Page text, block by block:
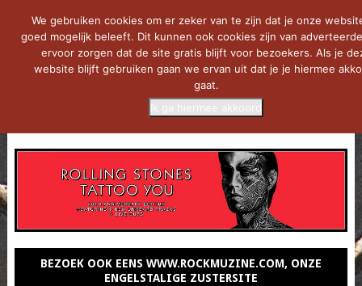
BEZOEK OOK EENS WWW.ROCKMUZINE.COM, ONZE
ENGELSTALIGE ZUSTERSITE
We gebruiken cookies om er zeker van te zijn dat je onze
goed mogelijk beleeft. Dit kunnen ook cookies zijn van
ervoor zorgen dat de site gratis blijft voor bezoekers. Als je
website blijft gebruiken gaan we ervan uit dat je je hiermee
gaat.
Ik ga hiermee akkoord